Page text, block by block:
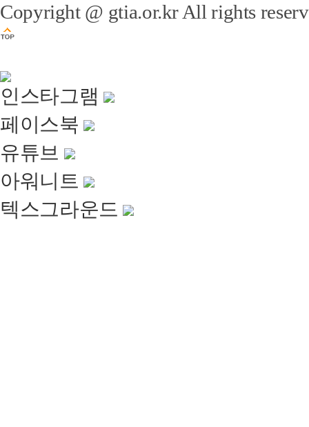
Copyright @ gtia.or.kr All rights
인스타그램
페이스북
유튜브
아워니트
텍스그라운드